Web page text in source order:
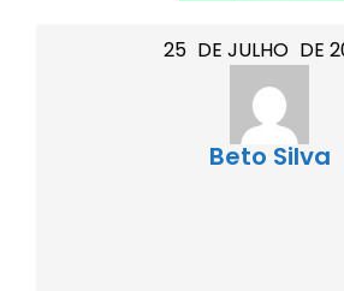
25 DE JULHO DE
Beto Silva